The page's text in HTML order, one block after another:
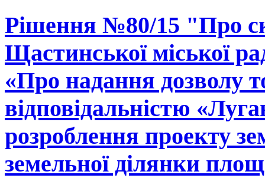
Рішення №80/15 "Про
Щастинської міської
«Про надання дозволу
відповідальністю
розроблення проекту
земельної ділянки